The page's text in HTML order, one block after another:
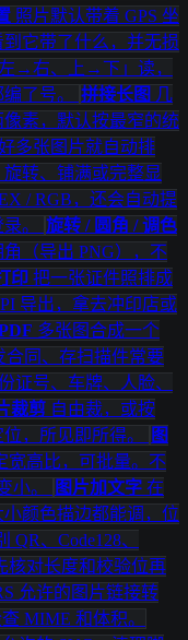
照片默认带着 GPS 坐
它带了什么，并无损
→右、上→下」读，
了号。
拼接长图 几
素，默认按最窄的统
多张图片就自动排
转、铺满或完整显
/ RGB，还会自动提
。
旋转 / 圆角 / 调色
（导出 PNG），不
印 把一张证件照排成
导出，拿去冲印店或
多张图合成一个
合同、存扫描件常要
证号、车牌、人脸、
裁剪 自由裁，或按
，所见即所得。
图
宽高比，可批量。不
。
图片加文字 在
颜色描边都能调，位
QR、Code128、
核对长度和校验位再
允许的图片链接转
MIME 和体积。